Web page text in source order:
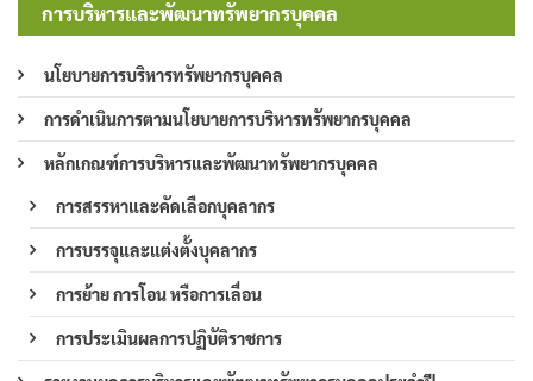
การบริหารและพัฒนาทรัพยากรบุคคล
นโยบายการบริหารทรัพยากรบุคคล
การดำเนินการตามนโยบายการบริหารทรัพยากรบุคคล
หลักเกณฑ์การบริหารและพัฒนาทรัพยากรบุคคล
การสรรหาและคัดเลือกบุคลากร
การบรรจุและแต่งตั้งบุคลากร
การย้าย การโอน หรือการเลื่อน
การประเมินผลการปฏิบัติราชการ